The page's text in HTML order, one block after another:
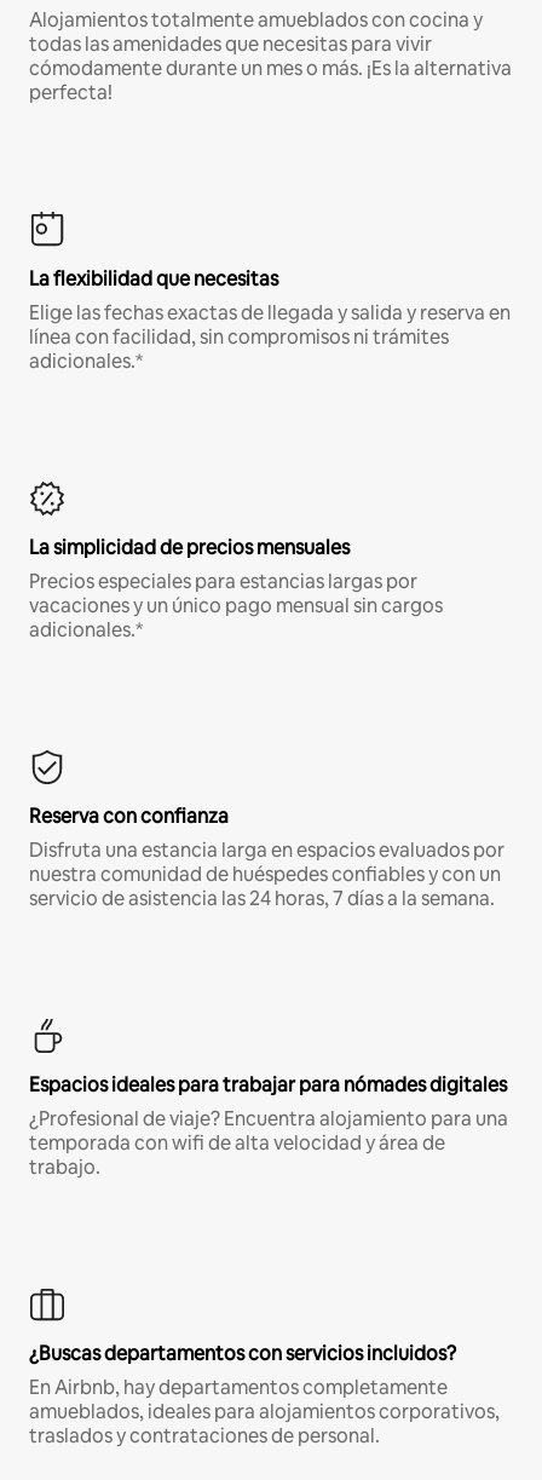
Alojamientos totalmente amueblados con cocina y
todas las amenidades que necesitas para vivir
cómodamente durante un mes o más. ¡Es la alternativa
perfecta!
La flexibilidad que necesitas
Elige las fechas exactas de llegada y salida y reserva en
línea con facilidad, sin compromisos ni trámites
adicionales.*
La simplicidad de precios mensuales
Precios especiales para estancias largas por
vacaciones y un único pago mensual sin cargos
adicionales.*
Reserva con confianza
Disfruta una estancia larga en espacios evaluados por
nuestra comunidad de huéspedes confiables y con un
servicio de asistencia las 24 horas, 7 días a la semana.
Espacios ideales para trabajar para nómades digitales
¿Profesional de viaje? Encuentra alojamiento para una
temporada con wifi de alta velocidad y área de
trabajo.
¿Buscas departamentos con servicios incluidos?
En Airbnb, hay departamentos completamente
amueblados, ideales para alojamientos corporativos,
traslados y contrataciones de personal.